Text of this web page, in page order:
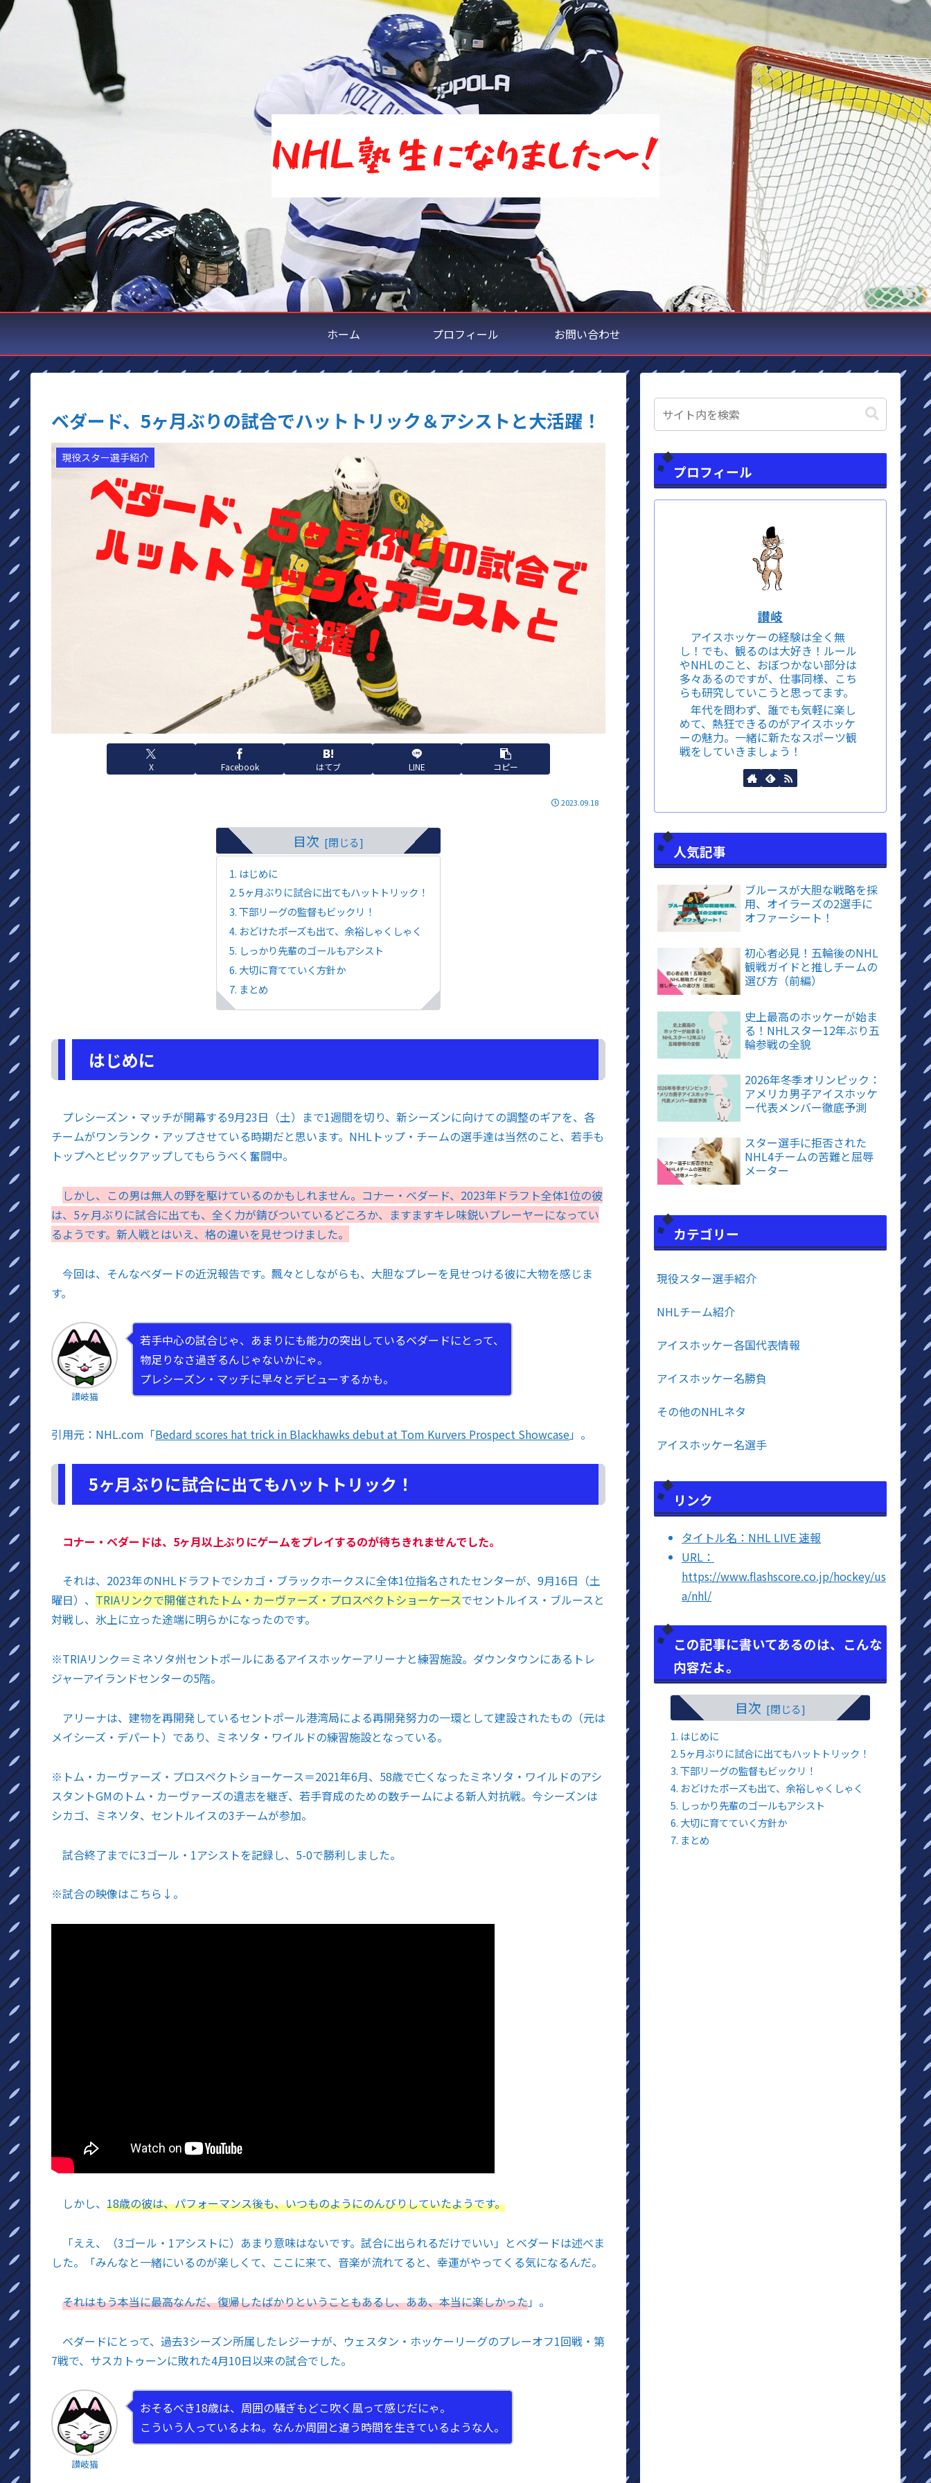
ホーム プロフィール お問い合わせ
ベダード、5ヶ月ぶりの試合でハットトリック＆アシストと大活躍！
現役スター選手紹介
X Facebook はてブ LINE コピー
2023.09.18
目次
はじめに
5ヶ月ぶりに試合に出てもハットトリック！
下部リーグの監督もビックリ！
おどけたポーズも出て、余裕しゃくしゃく
しっかり先輩のゴールもアシスト
大切に育てていく方針か
まとめ
はじめに
プレシーズン・マッチが開幕する9月23日（土）まで1週間を切り、新シーズンに向けての調整のギアを、各
チームがワンランク・アップさせている時期だと思います。NHLトップ・チームの選手達は当然のこと、若手も
トップへとピックアップしてもらうべく奮闘中。
しかし、この男は無人の野を駆けているのかもしれません。コナー・ベダード、2023年ドラフト全体1位の彼
は、5ヶ月ぶりに試合に出ても、全く力が錆びついているどころか、ますますキレ味鋭いプレーヤーになってい
るようです。新人戦とはいえ、格の違いを見せつけました。
今回は、そんなベダードの近況報告です。飄々としながらも、大胆なプレーを見せつける彼に大物を感じま
す。
讃岐猫
若手中心の試合じゃ、あまりにも能力の突出しているベダードにとって、
物足りなさ過ぎるんじゃないかにゃ。
プレシーズン・マッチに早々とデビューするかも。
引用元：NHL.com「Bedard scores hat trick in Blackhawks debut at Tom Kurvers Prospect Showcase」。
5ヶ月ぶりに試合に出てもハットトリック！
コナー・ベダードは、5ヶ月以上ぶりにゲームをプレイするのが待ちきれませんでした。
それは、2023年のNHLドラフトでシカゴ・ブラックホークスに全体1位指名されたセンターが、9月16日（土
曜日）、 TRIAリンクで開催されたトム・カーヴァーズ・プロスペクトショーケースでセントルイス・ブルースと
対戦し、氷上に立った途端に明らかになったのです。
※TRIAリンク＝ミネソタ州セントポールにあるアイスホッケーアリーナと練習施設。ダウンタウンにあるトレ
ジャーアイランドセンターの5階。
アリーナは、建物を再開発しているセントポール港湾局による再開発努力の一環として建設されたもの（元は
メイシーズ・デパート）であり、ミネソタ・ワイルドの練習施設となっている。
※ トム・カーヴァーズ・プロスペクトショーケース＝2021年6月、58歳で亡くなったミネソタ・ワイルドのアシ
スタントGMのトム・カーヴァーズの遺志を継ぎ、若手育成のための数チームによる新人対抗戦。今シーズンは
シカゴ、ミネソタ、セントルイスの3チームが参加。
試合終了までに3ゴール・1アシストを記録し、5-0で勝利しました。
※試合の映像はこちら↓。
しかし、 18歳の彼は、パフォーマンス後も、いつものようにのんびりしていたようです。
「ええ、（3ゴール・1アシストに）あまり意味はないです。試合に出られるだけでいい」とベダードは述べま
した。「みんなと一緒にいるのが楽しくて、ここに来て、音楽が流れてると、幸運がやってくる気になるんだ。
それはもう本当に最高なんだ、復帰したばかりということもあるし、ああ、本当に楽しかった」。
ベダードにとって、過去3シーズン所属したレジーナが、ウェスタン・ホッケーリーグのプレーオフ1回戦・第
7戦で、サスカトゥーンに敗れた4月10日以来の試合でした。
讃岐猫
おそるべき18歳は、周囲の騒ぎもどこ吹く風って感じだにゃ。
こういう人っているよね。なんか周囲と違う時間を生きているような人。
プロフィール
讃岐
アイスホッケーの経験は全く無
し！でも、観るのは大好き！ルール
やNHLのこと、おぼつかない部分は
多々あるのですが、仕事同様、こち
らも研究していこうと思ってます。
年代を問わず、誰でも気軽に楽し
めて、熱狂できるのがアイスホッケ
ーの魅力。一緒に新たなスポーツ観
戦をしていきましょう！
人気記事
ブルースが大胆な戦略を採
用、オイラーズの2選手に
オファーシート！
初心者必見！五輪後のNHL
観戦ガイドと推しチームの
選び方（前編）
史上最高のホッケーが始ま
る！NHLスター12年ぶり五
輪参戦の全貌
2026年冬季オリンピック：
アメリカ男子アイスホッケ
ー代表メンバー徹底予測
スター選手に拒否された
NHL4チームの苦難と屈辱
メーター
カテゴリー
現役スター選手紹介
NHLチーム紹介
アイスホッケー各国代表情報
アイスホッケー名勝負
その他のNHLネタ
アイスホッケー名選手
リンク
タイトル名：NHL LIVE 速報
URL：
https://www.flashscore.co.jp/hockey/us
a/nhl/
この記事に書いてあるのは、こんな
内容だよ。
目次
はじめに
5ヶ月ぶりに試合に出てもハットトリック！
下部リーグの監督もビックリ！
おどけたポーズも出て、余裕しゃくしゃく
しっかり先輩のゴールもアシスト
大切に育てていく方針か
まとめ